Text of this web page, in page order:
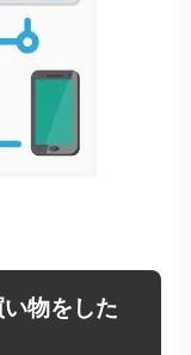
物をした